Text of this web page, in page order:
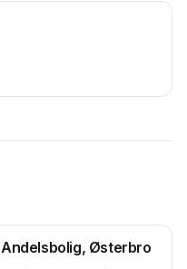
Andelsbolig, Østerbro